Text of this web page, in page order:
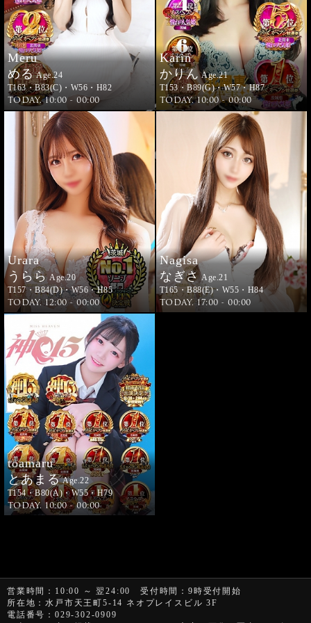
Meru
めるAge.24
T163・B83(C)・W56・H82
TODAY. 10:00 - 00:00
Karin
かりんAge.21
T153・B89(G)・W57・H87
TODAY. 10:00 - 00:00
Urara
うららAge.20
T157・B84(D)・W56・H85
TODAY. 12:00 - 00:00
Nagisa
なぎさAge.21
T165・B88(E)・W55・H84
TODAY. 17:00 - 00:00
toamaru
とあまるAge.22
T154・B80(A)・W55・H79
TODAY. 10:00 - 00:00
営業時間 ：10:00 ～ 翌24:00受付時間
：9時受付開始
所在地 ：水戸市天王町5-14 ネオプレイスビル 3F
電話番号 ：029-302-0909